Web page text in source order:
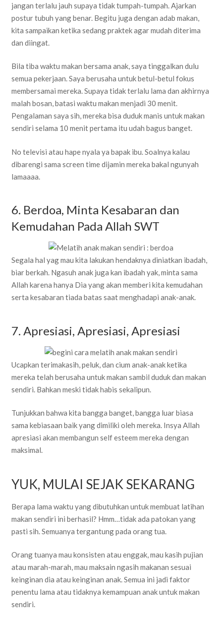
jangan terlalu jauh supaya tidak tumpah-tumpah. Ajarkan
postur tubuh yang benar. Begitu juga dengan adab makan,
kita sampaikan ketika sedang praktek agar mudah diterima
dan diingat.
Bila tiba waktu makan bersama anak, saya tinggalkan dulu
semua pekerjaan. Saya berusaha untuk betul-betul fokus
membersamai mereka. Supaya tidak terlalu lama dan akhirnya
malah bosan, batasi waktu makan menjadi 30 menit.
Pengalaman saya sih, mereka bisa duduk manis untuk makan
sendiri selama 10 menit pertama itu udah bagus banget.
No televisi atau hape nyala ya bapak ibu. Soalnya kalau
dibarengi sama screen time dijamin mereka bakal ngunyah
lamaaaa.
6. Berdoa, Minta Kesabaran dan
Kemudahan Pada Allah SWT
Segala hal yag mau kita lakukan hendaknya diniatkan ibadah,
biar berkah. Ngasuh anak juga kan ibadah yak, minta sama
Allah karena hanya Dia yang akan memberi kita kemudahan
serta kesabaran tiada batas saat menghadapi anak-anak.
7. Apresiasi, Apresiasi, Apresiasi
Ucapkan terimakasih, peluk, dan cium anak-anak ketika
mereka telah berusaha untuk makan sambil duduk dan makan
sendiri. Bahkan meski tidak habis sekalipun.
Tunjukkan bahwa kita bangga banget, bangga luar biasa
sama kebiasaan baik yang dimiliki oleh mereka. Insya Allah
apresiasi akan membangun self esteem mereka dengan
maksimal.
YUK, MULAI SEJAK SEKARANG
Berapa lama waktu yang dibutuhkan untuk membuat latihan
makan sendiri ini berhasil? Hmm…tidak ada patokan yang
pasti sih. Semuanya tergantung pada orang tua.
Orang tuanya mau konsisten atau enggak, mau kasih pujian
atau marah-marah, mau maksain ngasih makanan sesuai
keinginan dia atau keinginan anak. Semua ini jadi faktor
penentu lama atau tidaknya kemampuan anak untuk makan
sendiri.